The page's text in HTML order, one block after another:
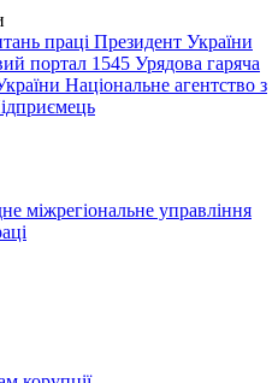
праці Президент України
портал 1545 Урядова гаряча
Національне агентство з
міжрегіональне управління